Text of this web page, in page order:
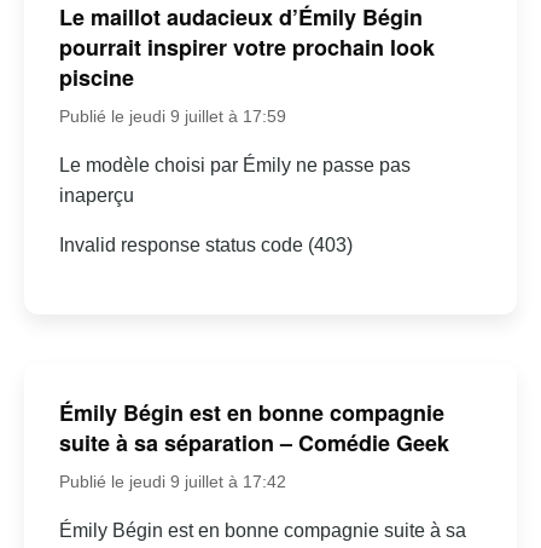
Le maillot audacieux d’Émily Bégin
pourrait inspirer votre prochain look
piscine
Publié le jeudi 9 juillet à 17:59
Le modèle choisi par Émily ne passe pas
inaperçu
Invalid response status code (403)
Émily Bégin est en bonne compagnie
suite à sa séparation – Comédie Geek
Publié le jeudi 9 juillet à 17:42
Émily Bégin est en bonne compagnie suite à sa